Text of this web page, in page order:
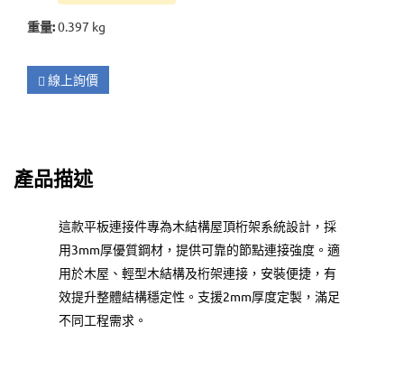
重量:0.397 kg
線上詢價
產品描述
這款平板連接件專為木結構屋頂桁架系統設計，採
用3mm厚優質鋼材，提供可靠的節點連接強度。適
用於木屋、輕型木結構及桁架連接，安裝便捷，有
效提升整體結構穩定性。支援2mm厚度定製，滿足
不同工程需求。